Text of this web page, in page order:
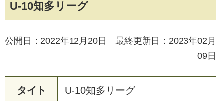
U-10知多リーグ
公開日：2022年12月20日 最終更新日：2023年02月
09日
タイト U-10知多 リ ーグ